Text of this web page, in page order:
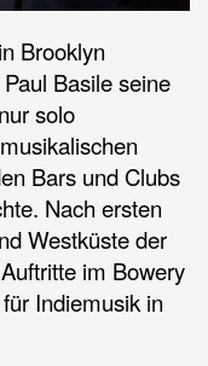
Brooklyn
Basile seine
solo
Bars und Clubs
Nach ersten
Westküste der
im Bowery
Indiemusik in